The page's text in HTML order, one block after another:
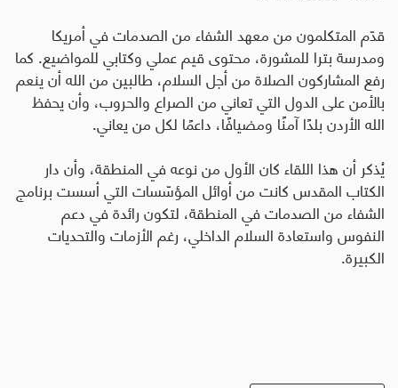
قدّم المتكلمون من معهد الشفاء من الصدمات في أمريكا
ومدرسة بترا للمشورة، محتوى قيم عملي وكتابي للمواضيع. كما
رفع المشاركون الصلاة من أجل السلام، طالبين من الله أن ينعم
بالأمن على الدول التي تعاني من الصراع والحروب، وأن يحفظ
الله الأردن بلدًا آمنًا ومضيافًا، داعمًا لكل من يعاني.
يُذكر أن هذا اللقاء كان الأول من نوعه في المنطقة، وأن دار
الكتاب المقدس كانت من أوائل المؤسّسات التي أسست برنامج
الشفاء من الصدمات في المنطقة، لتكون رائدة في دعم
النفوس واستعادة السلام الداخلي، رغم الأزمات والتحديات
الكبيرة.